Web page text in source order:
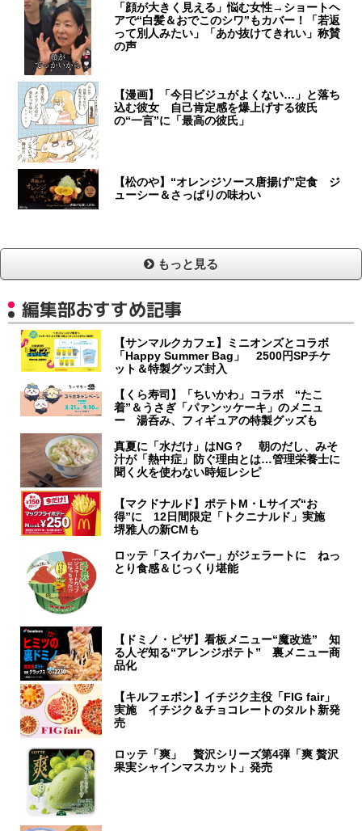
「顔が大きく見える」悩む女性→ショートヘ
アで“白髪＆おでこのシワ”もカバー！「若返
って別人みたい」「あか抜けてきれい」称賛
の声
【漫画】「今日ビジュがよくない…」と落ち
込む彼女 自己肯定感を爆上げする彼氏
の“一言”に「最高の彼氏」
【松のや】“オレンジソース唐揚げ”定食 ジ
ューシー＆さっぱりの味わい
もっと見る
編集部おすすめ記事
【サンマルクカフェ】ミニオンズとコラボ
「Happy Summer Bag」 2500円SPチケ
ット＆特製グッズ封入
【くら寿司】「ちいかわ」コラボ “たこ
着”＆うさぎ「パァンッケーキ」のメニュ
ー 湯呑み、フィギュアの特製グッズも
真夏に「水だけ」はNG？ 朝のだし、みそ
汁が「熱中症」防ぐ理由とは…管理栄養士に
聞く火を使わない時短レシピ
【マクドナルド】ポテトM・Lサイズ“お
得”に 12日間限定「トクニナルド」実施
堺雅人の新CMも
ロッテ「スイカバー」がジェラートに ねっ
とり食感＆じっくり堪能
【ドミノ・ピザ】看板メニュー“魔改造” 知
る人ぞ知る“アレンジポテト” 裏メニュー商
品化
【キルフェボン】イチジク主役「FIG fair」
実施 イチジク＆チョコレートのタルト新発
売
ロッテ「爽」 贅沢シリーズ第4弾「爽 贅沢
果実シャインマスカット」発売